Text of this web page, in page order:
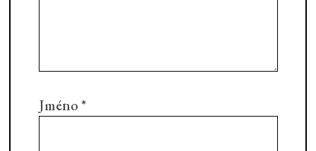
Jméno*